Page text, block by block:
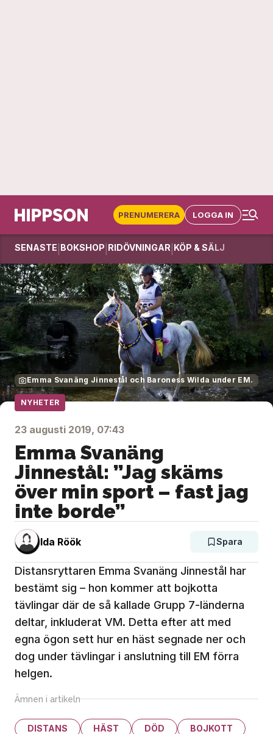
PRENUMERERA LOGGA IN
SENASTE BOKSHOP RIDÖVNINGAR KÖP & SÄLJ
Emma Svanäng Jinnestål och Baroness Wilda under EM.
NYHETER
23 augusti 2019, 07:43
Emma Svanäng
Jinnestål: ”Jag skäms
över min sport – fast jag
inte borde”
Ida Röök Spara
Distansryttaren Emma Svanäng Jinnestål har
bestämt sig – hon kommer att bojkotta
tävlingar där de så kallade Grupp 7-länderna
deltar, inkluderat VM. Detta efter att med
egna ögon sett hur en häst segnade ner och
dog under tävlingar i anslutning till EM förra
helgen.
Ämnen i artikeln
DISTANS HÄST DÖD
BOJKOTT